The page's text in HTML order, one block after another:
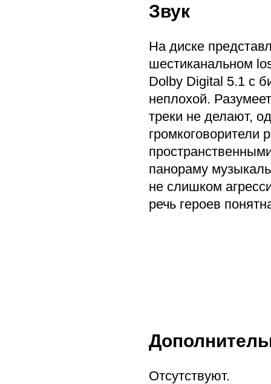
Звук
На диске
шестиканальном
Dolby Digital 5.1 с
неплохой.
треки не делают,
панораму
не слишком
речь героев
Отсутствуют.